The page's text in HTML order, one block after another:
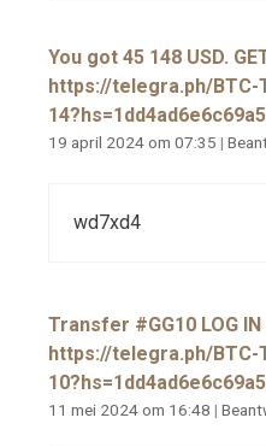
You got 45 148 USD.
https://telegra.ph/
19 april 2024 om 07:35 |
wd7xd4
Transfer #GG10 LOG IN
https://telegra.ph/
11 mei 2024 om 16:48 |